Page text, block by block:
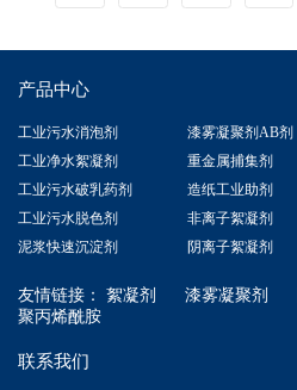
坏和它的成分有着密不可分的关系。
产品中心
工业污水消泡剂
工业净水絮凝剂
工业污水破乳药剂
工业污水脱色剂
泥浆快速沉淀剂
漆雾凝聚剂AB剂
重金属捕集剂
造纸工业助剂
非离子絮凝剂
阴离子絮凝剂
友情链接： 絮凝剂 漆雾凝聚剂
聚丙烯酰胺
联系我们